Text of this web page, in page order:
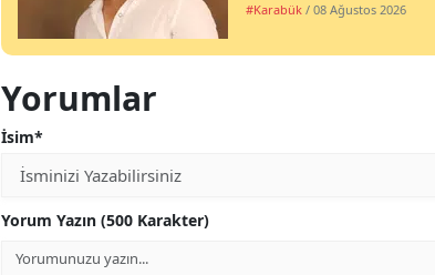
#Karabük / 08 Ağustos 2026
Yorumlar
İsim*
Yorum Yazın (500 Karakter)